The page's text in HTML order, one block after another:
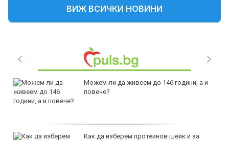
ВИЖ ВСИЧКИ НОВИНИ
Можем ли да живеем до 146 години, а и
повече?
Как да изберем протеинов шейк и за